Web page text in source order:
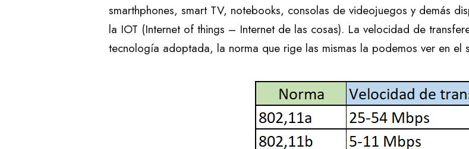
smarthphones, smart TV, notebooks, consolas de videojuegos y demás
la IOT (Internet of things – Internet de las cosas). La velocidad de
tecnología adoptada, la norma que rige las mismas la podemos ver en el